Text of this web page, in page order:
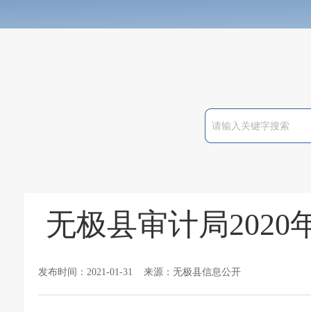
无极县审计局2020
发布时间：2021-01-31 来源：无极县信息公开